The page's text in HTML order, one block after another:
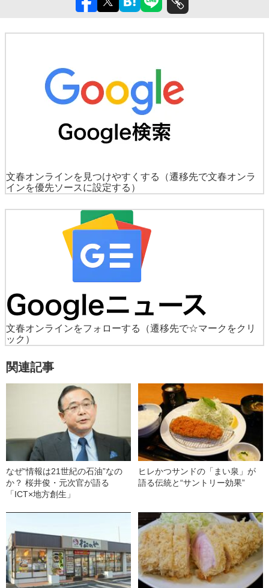
文春オンラインを見つけやすくする
（遷移先で文春オンラ
インを優先ソースに設定する）
文春オンラインをフォローする
（遷移先で☆マークをクリ
ック）
関連記事
なぜ“情報は21世紀の石油”なの
か？ 桜井俊・元次官が語る
「ICT×地方創生」
ヒレかつサンドの「まい泉」が
語る伝統と“サントリー効果”